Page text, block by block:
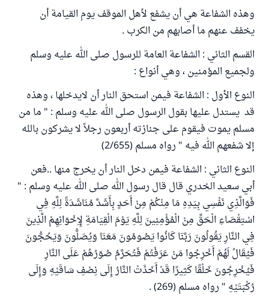
وهذه الشفاعة هي أن يشفع لأهل الموقف يوم القيامة أن
يخفف عنهم ما أصابهم من الكرب .
القسم الثاني : الشفاعة العامة للرسول صلى الله عليه وسلم
ولجميع المؤمنين ، وهي أنواع :
النوع الأول : الشفاعة فيمن استحق النار أن لايدخلها ، وهذه
قد يستدل عليها بقول الرسول صلى الله عليه وسلم : " ما من
مسلم يموت فيقوم على جنازته أربعون رجلاً لا يشركون بالله
إلا شفعهم الله فيه " رواه مسلم (2/655)
النوع الثاني : الشفاعة فيمن دخل النار أن يخرج منها ..فعن
أبي سعيد الخدري قال قال رسول الله صلى الله عليه وسلم : "
فَوَالَّذِي نَفْسِي بِيَدِهِ مَا مِنْكُمْ مِنْ أَحَدٍ بِأَشَدَّ مُنَاشَدَةً لِلَّهِ فِي
اسْتِقْصَاءِ الْحَقِّ مِنْ الْمُؤْمِنِينَ لِلَّهِ يَوْمَ الْقِيَامَةِ لِإِخْوَانِهِمْ الَّذِينَ
فِي النَّارِ يَقُولُونَ رَبَّنَا كَانُوا يَصُومُونَ مَعَنَا وَيُصَلُّونَ وَيَحُجُّونَ
فَيُقَالُ لَهُمْ أَخْرِجُوا مَنْ عَرَفْتُمْ فَتُحَرَّمُ صُوَرُهُمْ عَلَى النَّارِ
فَيُخْرِجُونَ خَلْقًا كَثِيرًا قَدْ أَخَذَتْ النَّارُ إِلَى نِصْفِ سَاقَيْهِ وَإِلَى
رُكْبَتَيْهِ " رواه مسلم (269) .